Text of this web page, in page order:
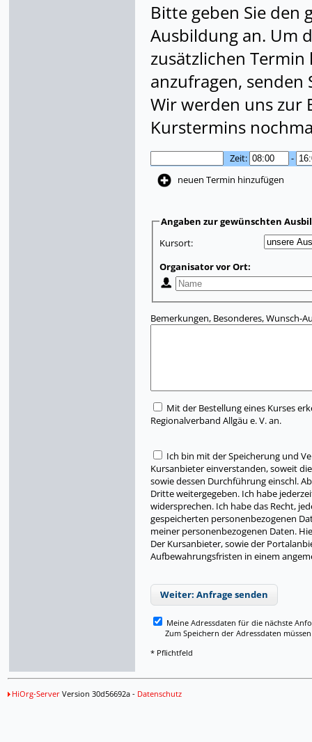
Bitte geben Sie den
Ausbildung an. Um
zusätzlichen
anzufragen, senden
Wir werden uns zur
Kurstermins
Zeit:
-
neuen Termin hinzufügen
Angaben zur gewünschten
Kursort:
Organisator vor Ort:
Bemerkungen, Besonderes, Wunsch-
Mit der Bestellung eines Kurses
Regionalverband Allgäu e. V. an.
Ich bin mit der Speicherung und
Kursanbieter einverstanden, soweit
sowie dessen Durchführung einschl.
Dritte weitergegeben. Ich habe
widersprechen. Ich habe das Recht,
gespeicherten personenbezogenen
meiner personenbezogenen Daten.
Der Kursanbieter, sowie der
Aufbewahrungsfristen in einem
Weiter: Anfrage senden
Meine Adressdaten für die nächste
Zum Speichern der Adressdaten müssen
* Pflichtfeld
HiOrg-ServerVersion 30d56692a - Datenschutz